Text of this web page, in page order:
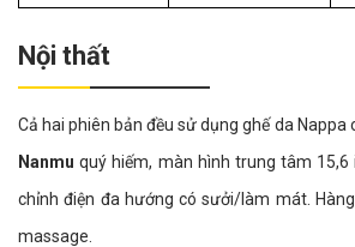
Nội thất
Cả hai phiên bản đều sử dụng ghế da Nappa
Nanmu quý hiếm, màn hình trung tâm 15,6
chỉnh điện đa hướng có sưởi/làm mát.
massage.